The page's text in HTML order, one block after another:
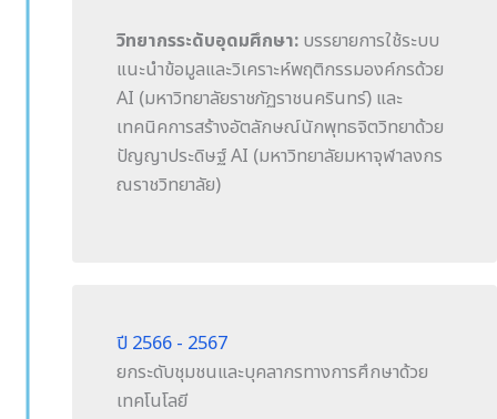
วิทยากรระดับอุดมศึกษา: บรรยายการใช้ระบบ
แนะนำข้อมูลและวิเคราะห์พฤติกรรมองค์กรด้วย
AI (มหาวิทยาลัยราชภัฏราชนครินทร์) และ
เทคนิคการสร้างอัตลักษณ์นักพุทธจิตวิทยาด้วย
ปัญญาประดิษฐ์ AI (มหาวิทยาลัยมหาจุฬาลงกร
ณราชวิทยาลัย)
ปี 2566 - 2567
ยกระดับชุมชนและบุคลากรทางการศึกษาด้วย
เทคโนโลยี